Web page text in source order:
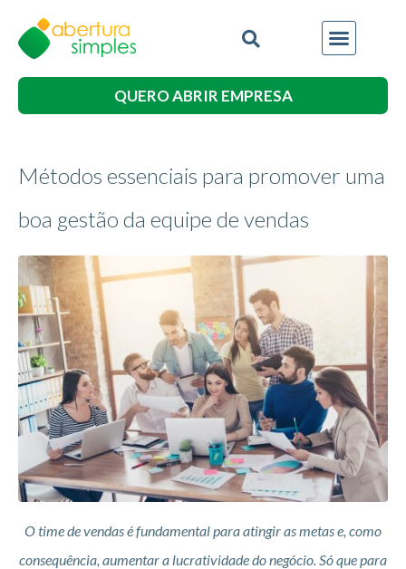
QUERO ABRIR EMPRESA
Métodos essenciais para promover uma
boa gestão da equipe de vendas
O time de vendas é fundamental para atingir as metas e, como
consequência, aumentar a lucratividade do negócio. Só que para